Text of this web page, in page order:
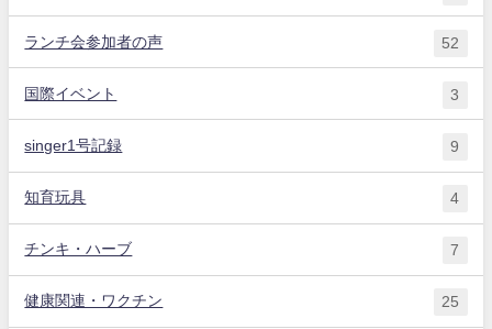
ランチ会参加者の声 52
国際イベント 3
singer1号記録 9
知育玩具 4
チンキ・ハーブ 7
健康関連・ワクチン 25